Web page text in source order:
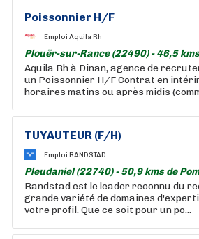
Poissonnier H/F
Emploi Aquila Rh
Plouër-sur-Rance (22490) - 46,5
Aquila Rh à Dinan, agence de
un Poissonnier H/F Contrat en
horaires matins ou après midis
TUYAUTEUR (F/H)
Emploi RANDSTAD
Pleudaniel (22740) - 50,9 kms de
Randstad est le leader reconnu du
grande variété de domaines
votre profil. Que ce soit pour un po...